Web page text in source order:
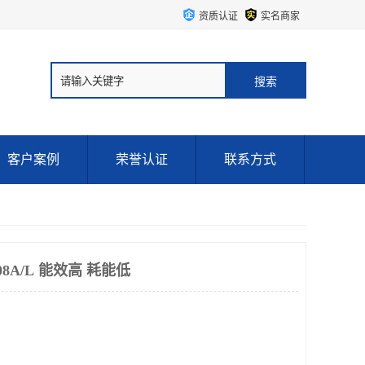
资质认证 实名商家
客户案例 荣誉认证 联系方式
L 能效高 耗能低